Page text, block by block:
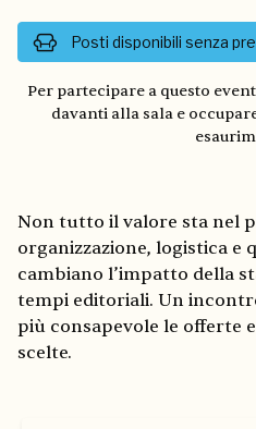
Posti disponibili senza
Per partecipare a questo
davanti alla sala e
Non tutto il valore sta nel
organizzazione, logistica e
cambiano l’impatto della
tempi editoriali. Un
più consapevole le offerte
scelte.